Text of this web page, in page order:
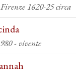
1620-25 circa
Hamilton 1980 - vivente